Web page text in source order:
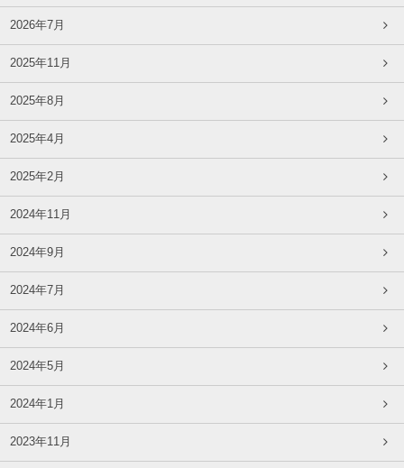
2026年7月
2025年11月
2025年8月
2025年4月
2025年2月
2024年11月
2024年9月
2024年7月
2024年6月
2024年5月
2024年1月
2023年11月